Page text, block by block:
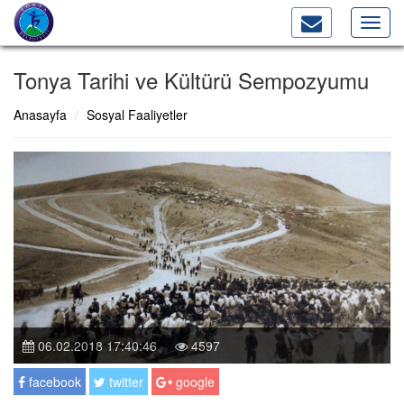
Tonya Tarihi ve Kültürü Sempozyumu
Anasayfa Sosyal Faaliyetler
06.02.2018 17:40:46
4597
facebook
twitter google